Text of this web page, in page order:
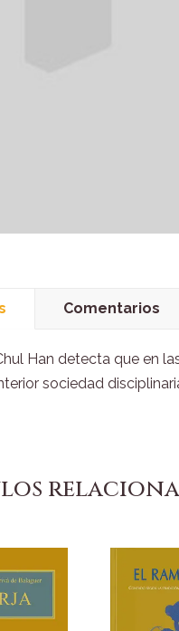
Comentarios
Han detecta que en
sociedad